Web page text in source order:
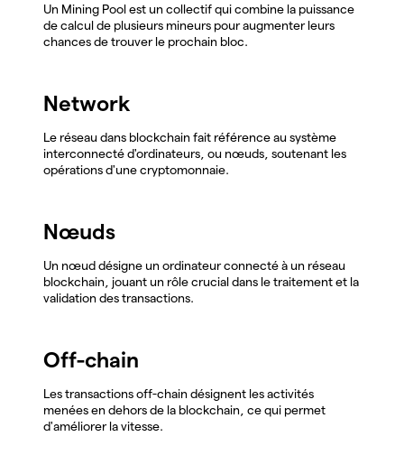
Un Mining Pool est un collectif qui combine la puissance
de calcul de plusieurs mineurs pour augmenter leurs
chances de trouver le prochain bloc.
Network
Le réseau dans blockchain fait référence au système
interconnecté d'ordinateurs, ou nœuds, soutenant les
opérations d'une cryptomonnaie.
Nœuds
Un nœud désigne un ordinateur connecté à un réseau
blockchain, jouant un rôle crucial dans le traitement et la
validation des transactions.
Off-chain
Les transactions off-chain désignent les activités
menées en dehors de la blockchain, ce qui permet
d'améliorer la vitesse.